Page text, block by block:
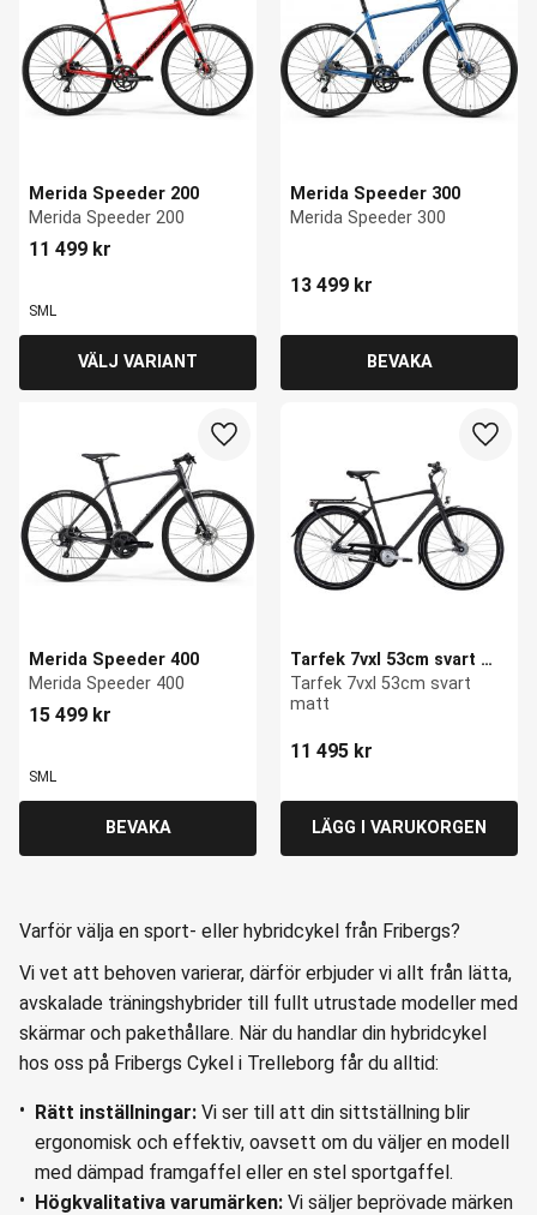
Merida Speeder 200
Merida Speeder 200
11 499 kr
SM L
Merida Speeder 300
Merida Speeder 300
13 499 kr
Merida Speeder 400
Merida Speeder 400
15 499 kr
Lägg till i favoriter
SM L
Tarfek 7vxl 53cm svart
matt
Tarfek 7vxl 53cm svart
matt
11 495 kr
Lägg
Varför välja en sport- eller hybridcykel från Fribergs?
Vi vet att behoven varierar, därför erbjuder vi allt från lätta,
avskalade träningshybrider till fullt utrustade modeller med
skärmar och pakethållare. När du handlar din hybridcykel
hos oss på Fribergs Cykel i Trelleborg får du alltid:
Rätt inställningar: Vi ser till att din sittställning blir
ergonomisk och effektiv, oavsett om du väljer en modell
med dämpad framgaffel eller en stel sportgaffel.
Högkvalitativa varumärken: Vi säljer beprövade märken